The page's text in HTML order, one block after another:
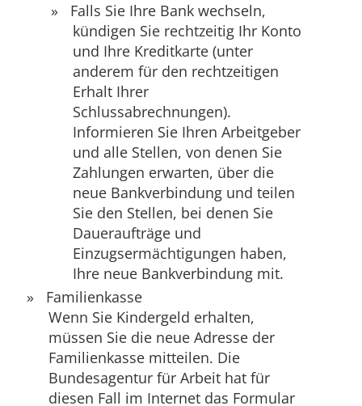
Falls Sie Ihre Bank wechseln,
kündigen Sie rechtzeitig Ihr Konto
und Ihre Kreditkarte (unter
anderem für den rechtzeitigen
Erhalt Ihrer
Schlussabrechnungen).
Informieren Sie Ihren Arbeitgeber
und alle Stellen, von denen Sie
Zahlungen erwarten, über die
neue Bankverbindung und teilen
Sie den Stellen, bei denen Sie
Daueraufträge und
Einzugsermächtigungen haben,
Ihre neue Bankverbindung mit.
Familienkasse
Wenn Sie Kindergeld erhalten,
müssen Sie die neue Adresse der
Familienkasse mitteilen. Die
Bundesagentur für Arbeit hat für
diesen Fall im Internet das Formular